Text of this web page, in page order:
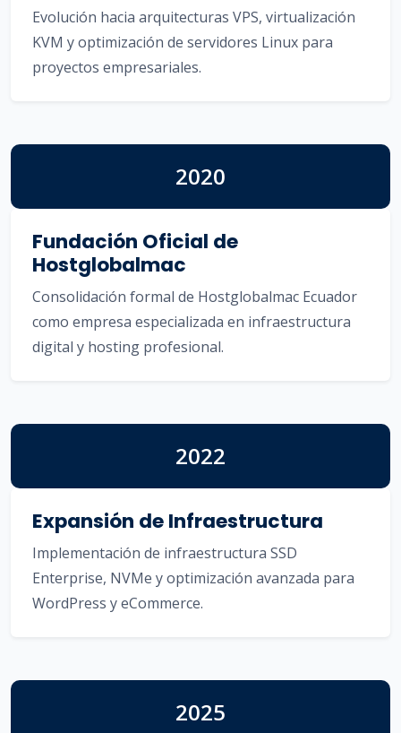
Evolución hacia arquitecturas VPS, virtualización
KVM y optimización de servidores Linux para
proyectos empresariales.
2020
Fundación Oficial de
Hostglobalmac
Consolidación formal de Hostglobalmac Ecuador
como empresa especializada en infraestructura
digital y hosting profesional.
2022
Expansión de Infraestructura
Implementación de infraestructura SSD
Enterprise, NVMe y optimización avanzada para
WordPress y eCommerce.
2025